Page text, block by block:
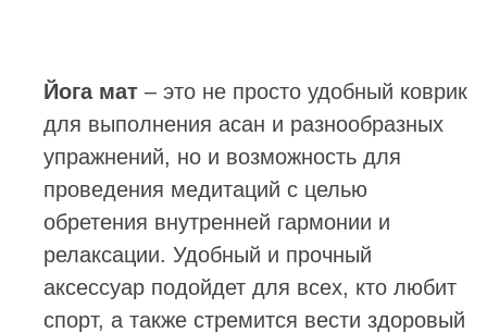
Йога мат – это не просто удобный коврик
для выполнения асан и разнообразных
упражнений, но и возможность для
проведения медитаций с целью
обретения внутренней гармонии и
релаксации. Удобный и прочный
аксессуар подойдет для всех, кто любит
спорт, а также стремится вести здоровый